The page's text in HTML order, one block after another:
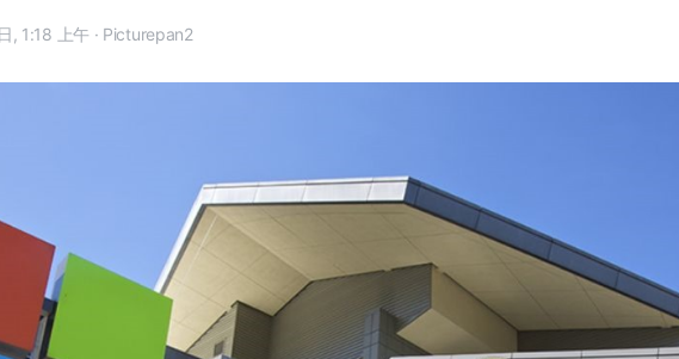
2018 年 3 月 30 日, 1:18 上午 · Picturepan2